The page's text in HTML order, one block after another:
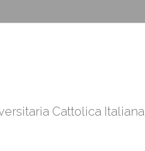
Cattolica Italiana